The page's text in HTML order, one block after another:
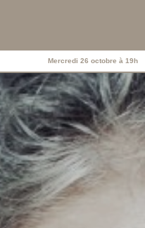
Mercredi 26 octobre à 19h